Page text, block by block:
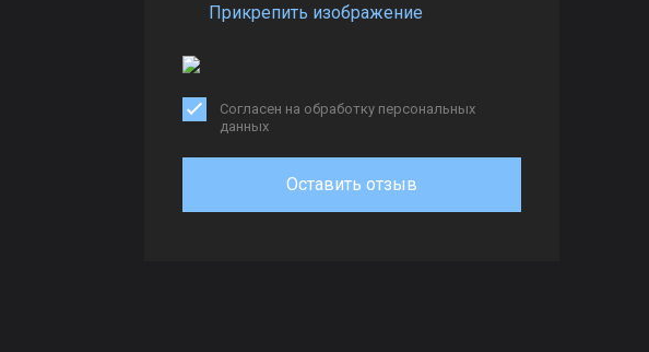
Прикрепить изображение
Согласен на обработку персональных
данных
Оставить отзыв